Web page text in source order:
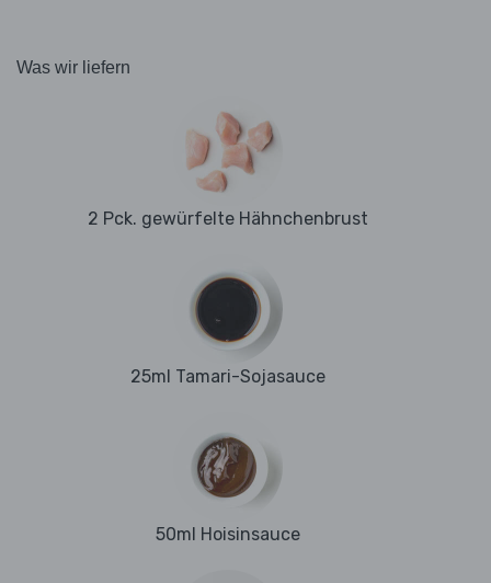
Was wir liefern
2 Pck. gewürfelte Hähnchenbrust
25ml Tamari-Sojasauce
50ml Hoisinsauce